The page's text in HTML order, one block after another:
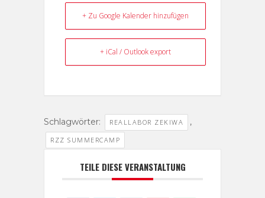
+ Zu Google Kalender hinzufügen
+ iCal / Outlook export
Schlagwörter: REALLABOR ZEKIWA ,
RZZ SUMMERCAMP
TEILE DIESE VERANSTALTUNG